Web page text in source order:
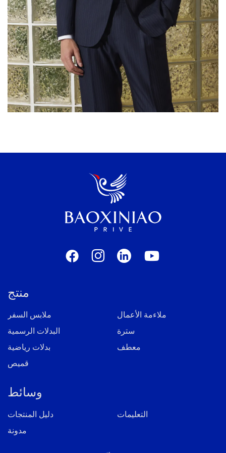
بدلة عمل مخططة باللون الكحلي. صُنعت بدلة العمل
المخططة باللون الكحلي من صوف 100% من VBC، إيطاليا،
لتضفي لمسة عصرية على قطعة كلاسيكية خالدة. بصفتنا
مصنعين ذوي خبرة في تصنيع البدلات، نوفر طلبات بالجملة
وبدلات عمل مصممة خصيصًا لتلبية احتياجات شركتك. [...]
يتصل
منتج
ملابس السفر
ملاءمة الأعمال
البدلات الرسمية
سترة
بدلات رياضية
معطف
قميص
وسائط
دليل المنتجات
التعليمات
مدونة